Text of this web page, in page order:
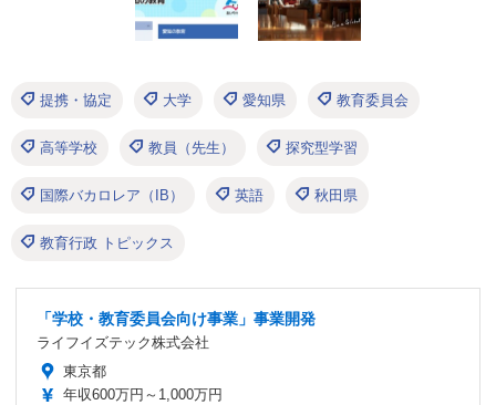
提携・協定 大学 愛知県 教育委員会
高等学校 教員（先生） 探究型学習
国際バカロレア（IB） 英語 秋田県
教育行政 トピックス
「学校・教育委員会向け事業」事業開発
ライフイズテック株式会社
東京都
年収600万円～1,000万円